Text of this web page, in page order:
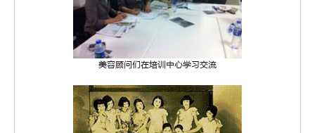
美容顾问们在培训中心学习交流